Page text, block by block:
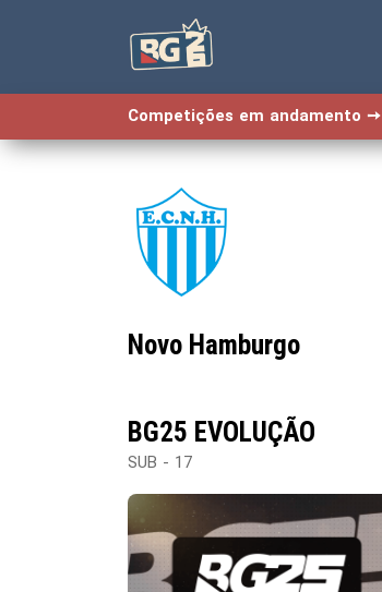
Competições em andamento ➙
Novo Hamburgo
BG25 EVOLUÇÃO
SUB - 17